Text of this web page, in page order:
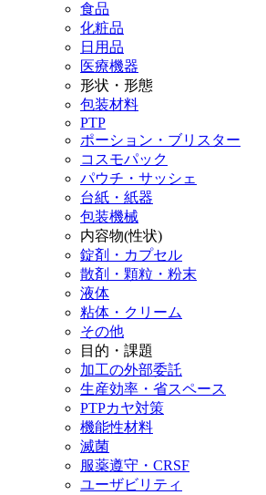
食品
化粧品
日用品
医療機器
形状・形態
包装材料
PTP
ポーション・ブリスター
コスモパック
パウチ・サッシェ
台紙・紙器
包装機械
内容物(性状)
錠剤・カプセル
散剤・顆粒・粉末
液体
粘体・クリーム
その他
目的・課題
加工の外部委託
生産効率・省スペース
PTPカヤ対策
機能性材料
滅菌
服薬遵守・CRSF
ユーザビリティ